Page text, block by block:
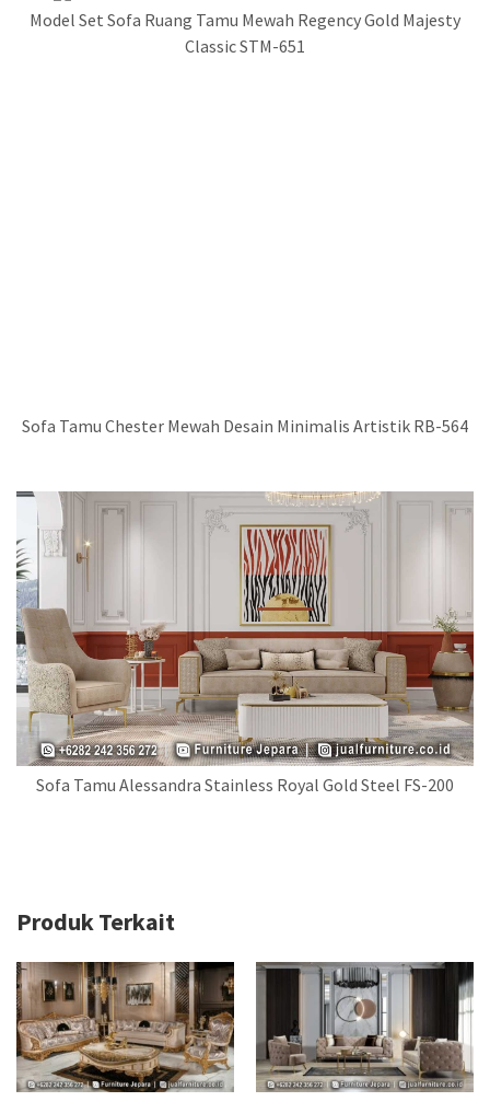
Model Set Sofa Ruang Tamu Mewah Regency Gold Majesty
Classic STM-651
Sofa Tamu Chester Mewah Desain Minimalis Artistik RB-564
Sofa Tamu Alessandra Stainless Royal Gold Steel FS-200
Produk Terkait